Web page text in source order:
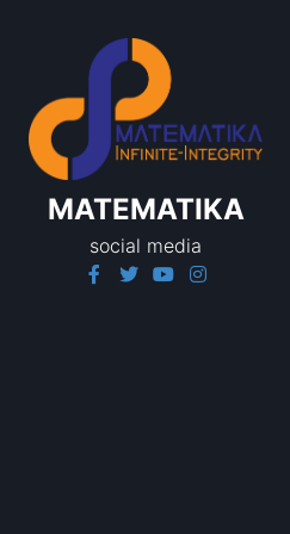
MATEMATIKA
social media